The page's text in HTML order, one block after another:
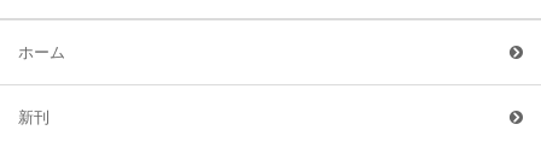
ホーム
新刊